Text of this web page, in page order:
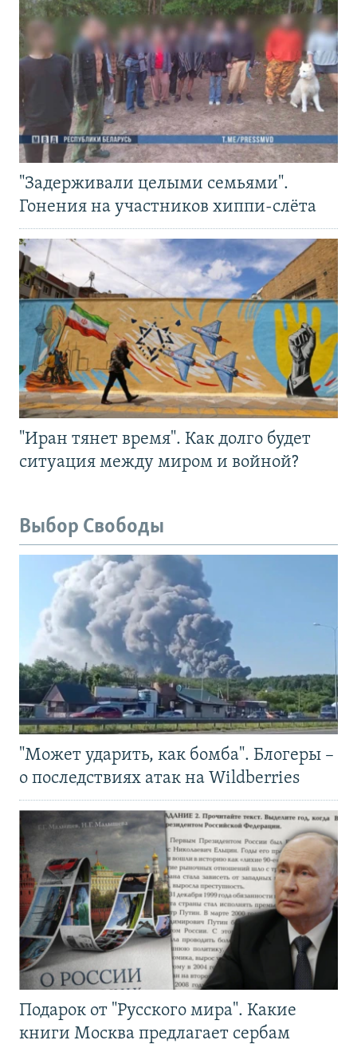
"Задерживали целыми семьями".
Гонения на участников хиппи-слёта
"Иран тянет время". Как долго будет
ситуация между миром и войной?
Выбор Свободы
"Может ударить, как бомба". Блогеры –
о последствиях атак на Wildberries
Подарок от "Русского мира". Какие
книги Москва предлагает сербам